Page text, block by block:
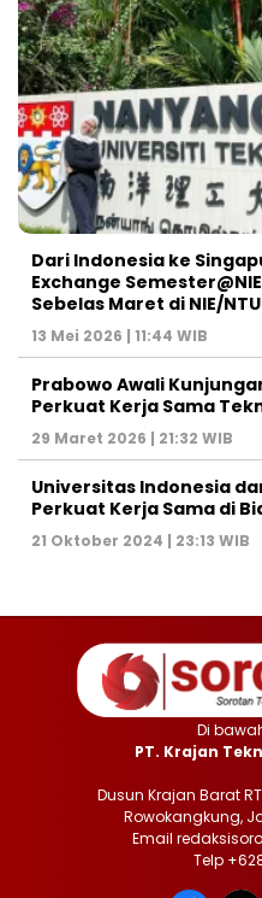
Dari Indonesia ke
Exchange
Sebelas Maret di NIE/
13 Mei 2026 | 11:44 WIB
Prabowo Awali
Perkuat Kerja Sama
29 Maret 2026 | 21:32 WIB
Universitas Indonesia
Perkuat Kerja Sama di
21 Oktober 2024 | 23:13 WIB
Di
PT. Krajan
Dusun Krajan Barat
Rowokangkung,
Email
Telp